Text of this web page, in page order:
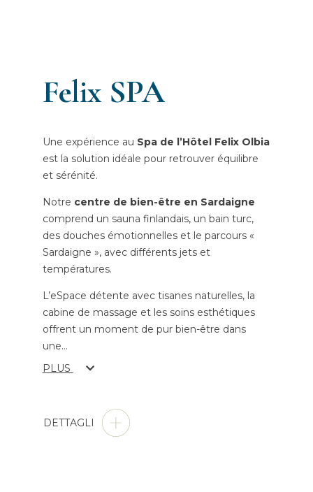
Felix SPA
Une expérience au Spa de l’Hôtel Felix Olbia
est la solution idéale pour retrouver équilibre
et sérénité.
Notre centre de bien-être en Sardaigne
comprend un sauna finlandais, un bain turc,
des douches émotionnelles et le parcours «
Sardaigne », avec différents jets et
températures.
L’eSpace détente avec tisanes naturelles, la
cabine de massage et les soins esthétiques
offrent un moment de pur bien-être dans
une...
PLUS
DETTAGLI